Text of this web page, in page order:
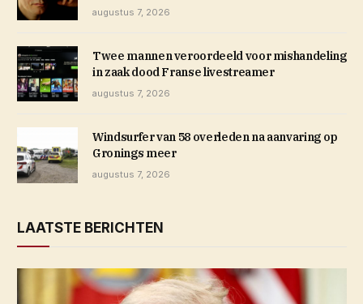
augustus 7, 2026
Twee mannen veroordeeld voor mishandeling
in zaak dood Franse livestreamer
augustus 7, 2026
Windsurfer van 58 overleden na aanvaring op
Gronings meer
augustus 7, 2026
LAATSTE BERICHTEN